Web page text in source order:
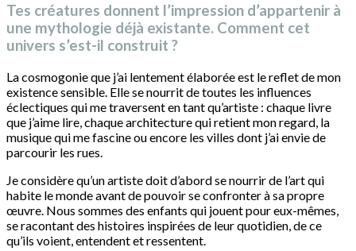
Tes créatures donnent l’impression d’appartenir à
une mythologie déjà existante. Comment cet
univers s’est-il construit ?
La cosmogonie que j’ai lentement élaborée est le reflet de mon
existence sensible. Elle se nourrit de toutes les influences
éclectiques qui me traversent en tant qu’artiste : chaque livre
que j’aime lire, chaque architecture qui retient mon regard, la
musique qui me fascine ou encore les villes dont j’ai envie de
parcourir les rues.
Je considère qu’un artiste doit d’abord se nourrir de l’art qui
habite le monde avant de pouvoir se confronter à sa propre
œuvre. Nous sommes des enfants qui jouent pour eux-mêmes,
se racontant des histoires inspirées de leur quotidien, de ce
qu’ils voient, entendent et ressentent.